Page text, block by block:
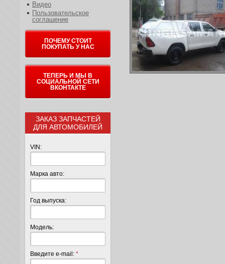
Видео
Пользовательское
соглашение
ПОЧЕМУ СТОИТ
ПОКУПАТЬ У НАС
ТЕПЕРЬ И МЫ В
СОЦИАЛЬНОЙ СЕТИ
ВКОНТАКТЕ
ЗАКАЗ ЗАПЧАСТЕЙ
ДЛЯ АВТОМОБИЛЕЙ
VIN:
Марка авто:
Год выпуска:
Модель:
Введите e-mail: *